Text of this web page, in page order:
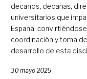
decanos, decanas,
universitarios que
España,
coordinación y toma
desarrollo de esta
30 mayo 2025